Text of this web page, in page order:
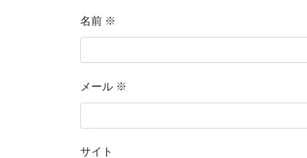
名前 ※
メール ※
サイト